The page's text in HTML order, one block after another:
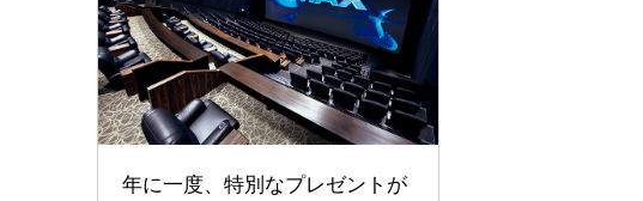
年に一度、特別なプレゼントが